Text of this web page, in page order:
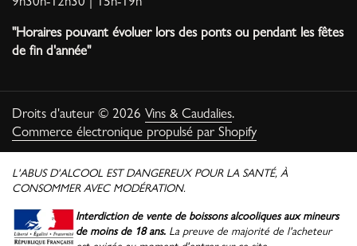
"Horaires pouvant évoluer lors des ponts ou pendant les fêtes
de fin d'année"
Droits d'auteur © 2026 Vins & Caudalies.
Commerce électronique propulsé par Shopify
L'ABUS D'ALCOOL EST DANGEREUX POUR LA SANTÉ, À
CONSOMMER AVEC MODÉRATION.
Interdiction de vente de boissons alcooliques aux mineurs
de moins de 18 ans. La preuve de majorité de l'acheteur